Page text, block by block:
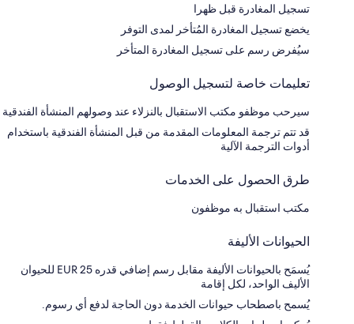
تسجيل المغادرة قبل ظهرا
يخضع تسجيل المغادرة المُتأخر لمدى التوفر
سيُفرض رسم على تسجيل المغادرة المتأخر
تعليمات خاصة لتسجيل الوصول
سيرحب موظفو مكتب الاستقبال بالنزلاء عند وصولهم المنشأة الفندقية
قد تتم ترجمة المعلومات المقدمة من قبل المنشأة الفندقية باستخدام
أدوات الترجمة الآلية
طرق الحصول على الخدمات
مكتب استقبال به موظفون
الحيوانات الأليفة
يُسمَح بالحيوانات الأليفة مقابل رسم إضافي قدره EUR 25 للحيوان
الأليف الواحد، لكل إقامة
يُسمح باصطحاب حيوانات الخدمة دون الحاجة لدفع أي رسوم.